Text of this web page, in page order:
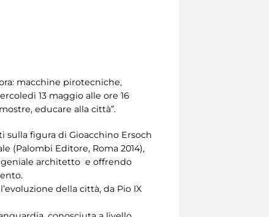
macchine pirotecniche,
13 maggio alle ore 16
educare alla città”.
figura di Gioacchino Ersoch
(Palombi Editore, Roma 2014),
geniale architetto e offrendo
della città, da Pio IX